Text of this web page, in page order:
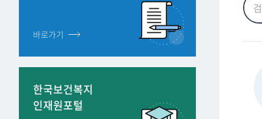
한국보건복지
인재원포털